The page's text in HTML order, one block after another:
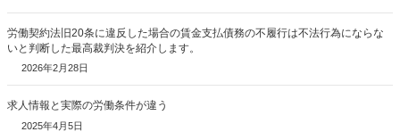
労働契約法旧20条に違反した場合の賃金支払債務の不履行は不法行為にならな
いと判断した最高裁判決を紹介します。
2026年2月28日
求人情報と実際の労働条件が違う
2025年4月5日